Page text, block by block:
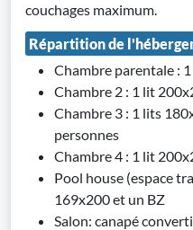
couchages maximum.
Répartition de
Chambre parentale :
Chambre 2 : 1 lit
Chambre 3 : 1 lits
personnes
Chambre 4 : 1 lit
Pool house (espace
169x200 et un BZ
Salon: canapé